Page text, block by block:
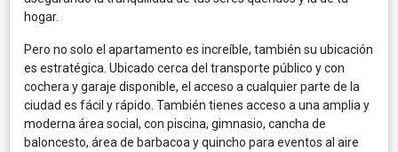
hogar.
Pero no solo el apartamento es increíble, también su ubicación
es estratégica. Ubicado cerca del transporte público y con
cochera y garaje disponible, el acceso a cualquier parte de la
ciudad es fácil y rápido. También tienes acceso a una amplia y
moderna área social, con piscina, gimnasio, cancha de
baloncesto, área de barbacoa y quincho para eventos al aire